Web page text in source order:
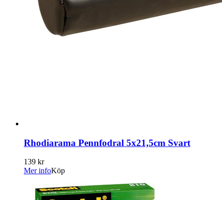
Rhodiarama Pennfodral 5x21,5cm Svart
139 kr
Mer infoKöp